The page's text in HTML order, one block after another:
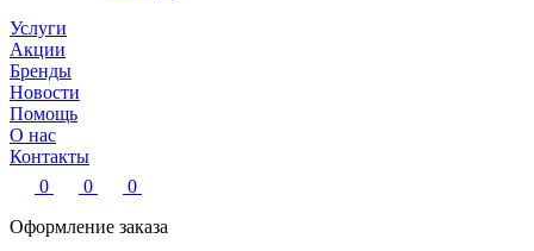
Услуги
Акции
Бренды
Новости
Помощь
О нас
Контакты
0
0
0
Оформление заказа